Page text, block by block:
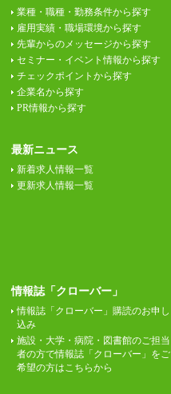
業種・職種・勤務条件から探す
雇用実績・職場環境から探す
先輩からのメッセージから探す
セミナー・イベント情報から探す
チェックポイントから探す
企業名から探す
PR情報から探す
最新ニュース
新着求人情報一覧
更新求人情報一覧
情報誌「クローバー」
情報誌「クローバー」購読のお申し
込み
施設・大学・病院・図書館のご担当
者の方で情報誌「クローバー」をご
希望の方はこちらから